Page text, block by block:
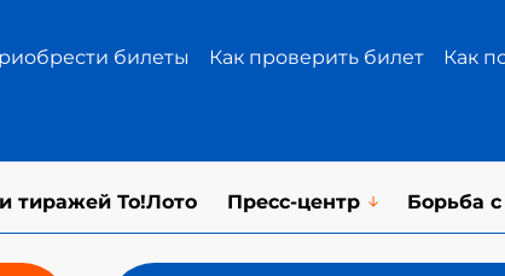
билеты Как проверить билет Как
тиражей То!Лото Пресс-центр Борьба